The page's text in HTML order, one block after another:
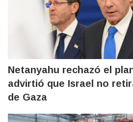
Netanyahu rechazó el
advirtió que Israel no
de Gaza